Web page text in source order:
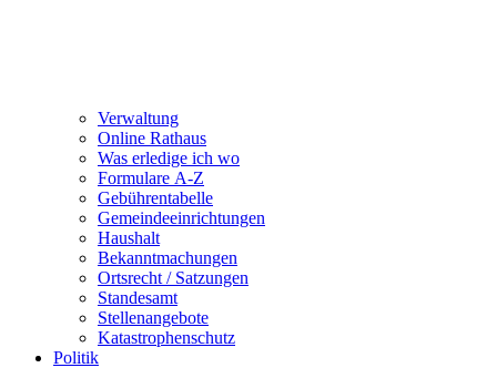
Verwaltung
Online Rathaus
Was erledige ich wo
Formulare A-Z
Gebührentabelle
Gemeindeeinrichtungen
Haushalt
Bekanntmachungen
Ortsrecht / Satzungen
Standesamt
Stellenangebote
Katastrophenschutz
Politik